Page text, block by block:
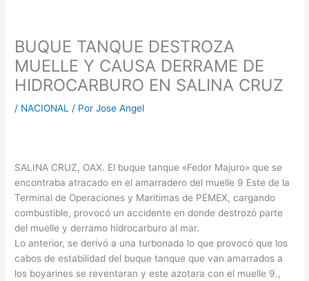
BUQUE TANQUE DESTROZA
MUELLE Y CAUSA DERRAME DE
HIDROCARBURO EN SALINA CRUZ
/ NACIONAL / PorJose Angel
SALINA CRUZ, OAX. El buque tanque «Fedor Majuro» que se
encontraba atracado en el amarradero del muelle 9 Este de la
Terminal de Operaciones y Maritimas de PEMEX, cargando
combustible, provocó un accidente en donde destrozó parte
del muelle y derramo hidrocarburo al mar.
Lo anterior, se derivó a una turbonada lo que provocó que los
cabos de estabilidad del buque tanque que van amarrados a
los boyarines se reventaran y este azotara con el muelle 9.,